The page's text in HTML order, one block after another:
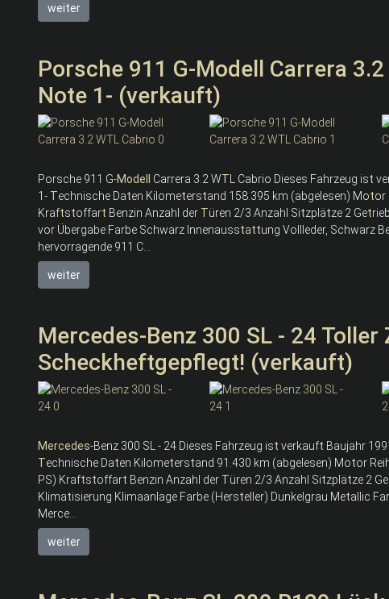
weiter
Porsche 911 G-Modell Carrera
Note 1- (verkauft)
Porsche 911 G-Modell Carrera 3.2 WTL Cabrio Dieses Fahrzeug ist
1- Technische Daten Kilometerstand 158.395 km (abgelesen) Motor
Kraftstoffart Benzin Anzahl der Türen 2/3 Anzahl Sitzplätze 2 Get
vor Übergabe Farbe Schwarz Innenausstattung Vollleder, Schwarz
hervorragende 911 C...
weiter
Mercedes-Benz 300 SL - 24 Toller
Scheckheftgepflegt! (verkauft)
Mercedes-Benz 300 SL - 24 Dieses Fahrzeug ist verkauft Baujahr
Technische Daten Kilometerstand 91.430 km (abgelesen) Motor
PS) Kraftstoffart Benzin Anzahl der Türen 2/3 Anzahl Sitzplätze 2 Ge
Klimatisierung Klimaanlage Farbe (Hersteller) Dunkelgrau Metallic
Merce...
weiter